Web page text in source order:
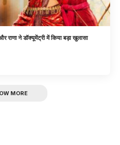
राणा ने डॉक्यूमेंट्री में किया बड़ा खुलासा
MORE